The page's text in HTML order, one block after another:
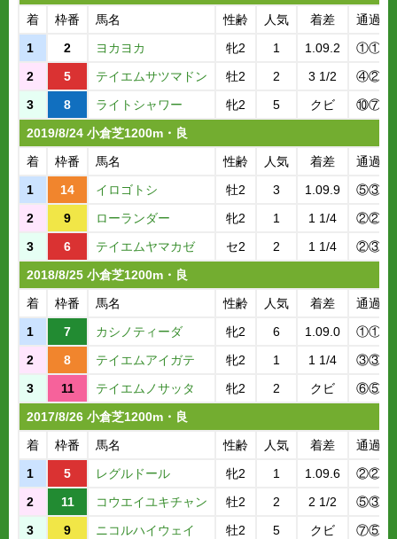
着
枠番 馬名 性齢 人気 着差
通過順
1
2 ヨカヨカ 牝2 1 1.09.2
①①
2
5 テイエムサツマドン 牡2 2 3 1/2
④②
3
8 ライトシャワー 牝2 5 クビ
⑩⑦
2019/8/24 小倉芝1200m・良
着
枠番 馬名 性齢 人気 着差
通過順
1
14 イロゴトシ 牡2 3 1.09.9
⑤③
2
9 ローランダー 牝2 1 1 1/4
②②
3
6 テイエムヤマカゼ セ2 2 1 1/4
②③
2018/8/25 小倉芝1200m・良
着
枠番 馬名 性齢 人気 着差
通過順
1
7 カシノティーダ 牝2 6 1.09.0
①①
2
8 テイエムアイガテ 牝2 1 1 1/4
③③
3
11 テイエムノサッタ 牝2 2 クビ
⑥⑤
2017/8/26 小倉芝1200m・良
着
枠番 馬名 性齢 人気 着差
通過順
1
5 レグルドール 牝2 1 1.09.6
②②
2
11 コウエイユキチャン 牡2 2 2 1/2
⑤③
3
9 ニコルハイウェイ 牡2 5 クビ
⑦⑤